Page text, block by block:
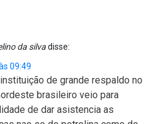
da silvadisse:
09:49
de grande respaldo no
brasileiro veio para
de dar asistencia as